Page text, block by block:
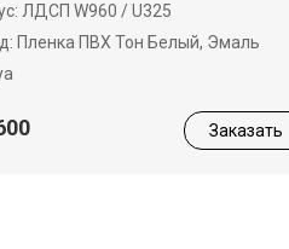
ЛДСП W960 / U325
Пленка ПВХ Тон Белый, Эмаль
Заказать